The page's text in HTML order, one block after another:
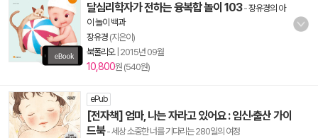
달심리학자가 전하는 융복합 놀이 103-장유경의 아
이 놀이 백과
장유경 (지은이)
북폴리오| 2015년 09월
10,800원 (540원)
ePub
[전자책] 엄마, 나는 자라고 있어요 : 임신·출산 가이
드북- 세상 소중한 너를 기다리는 280일의 여정